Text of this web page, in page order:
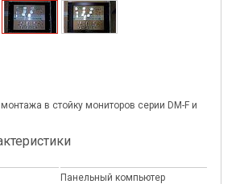
в стойку мониторов серии DM-F и
Панельный компьютер